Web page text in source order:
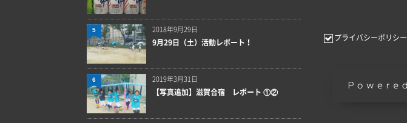
2018年9月29日
9月29日（土）活動レポート！
5
2019年3月31日
【写真追加】滋賀合宿 レポート ①②
6
プライバシーポリシー